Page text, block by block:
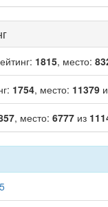
1815, место:
1754, место: 11379
, место: 6777 из